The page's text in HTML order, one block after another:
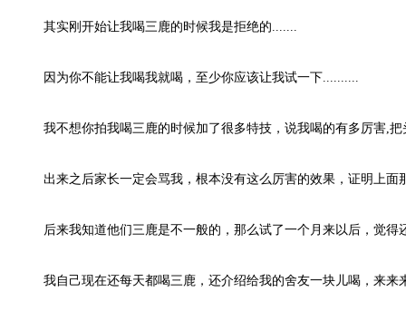
其实刚开始让我喝三鹿的时候我是拒绝的.......
因为你不能让我喝我就喝，至少你应该让我试一下..........
我不想你拍我喝三鹿的时候加了很多特技，说我喝的有多厉害,把
出来之后家长一定会骂我，根本没有这么厉害的效果，证明上面
后来我知道他们三鹿是不一般的，那么试了一个月来以后，觉得
我自己现在还每天都喝三鹿，还介绍给我的舍友一块儿喝，来来